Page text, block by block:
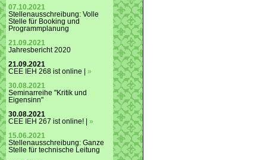
07.10.2021
Stellenausschreibung: Volle
Stelle für Booking und
Programmplanung
21.09.2021
Jahresbericht 2020
21.09.2021
CEE IEH 268 ist online | »
30.08.2021
Seminarreihe "Kritik und
Eigensinn"
30.08.2021
CEE IEH 267 ist online! | »
15.06.2021
Stellenausschreibung: Ganze
Stelle für technische Leitung